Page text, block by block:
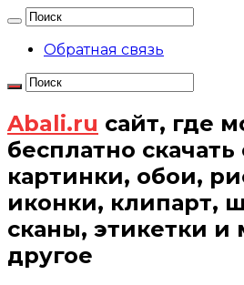
Обратная связь
Abali.ru сайт, где
бесплатно скачать
картинки, обои,
иконки, клипарт,
сканы, этикетки и
другое